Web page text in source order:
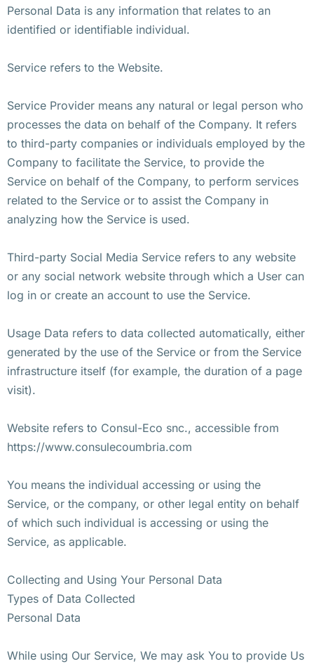
Personal Data is any information that relates to an
identified or identifiable individual.
Service refers to the Website.
Service Provider means any natural or legal person who
processes the data on behalf of the Company. It refers
to third-party companies or individuals employed by the
Company to facilitate the Service, to provide the
Service on behalf of the Company, to perform services
related to the Service or to assist the Company in
analyzing how the Service is used.
Third-party Social Media Service refers to any website
or any social network website through which a User can
log in or create an account to use the Service.
Usage Data refers to data collected automatically, either
generated by the use of the Service or from the Service
infrastructure itself (for example, the duration of a page
visit).
Website refers to Consul-Eco snc., accessible from
https://www.consulecoumbria.com
You means the individual accessing or using the
Service, or the company, or other legal entity on behalf
of which such individual is accessing or using the
Service, as applicable.
Collecting and Using Your Personal Data
Types of Data Collected
Personal Data
While using Our Service, We may ask You to provide Us